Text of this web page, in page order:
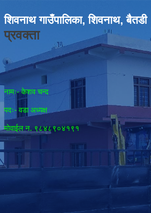
शिवनाथ गाउँपालिका, शिवनाथ, बैतडी
प्रवक्ता
नामः- केशव चन्द
पदः- वडा अध्यक्ष
मोवाईल न‌. ९८४८९०४१९१